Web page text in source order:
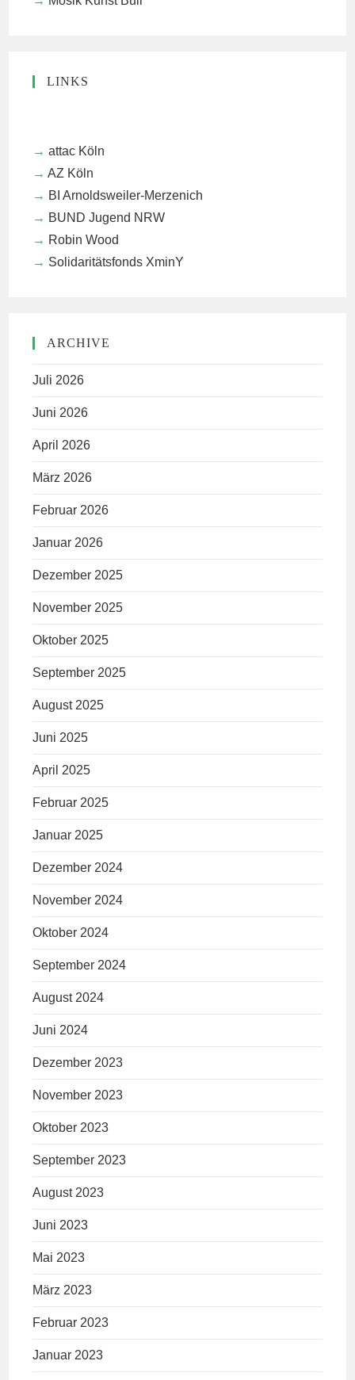
LINKS
attac Köln
AZ Köln
BI Arnoldsweiler-Merzenich
BUND Jugend NRW
Robin Wood
Solidaritätsfonds XminY
ARCHIVE
Juli 2026
Juni 2026
April 2026
März 2026
Februar 2026
Januar 2026
Dezember 2025
November 2025
Oktober 2025
September 2025
August 2025
Juni 2025
April 2025
Februar 2025
Januar 2025
Dezember 2024
November 2024
Oktober 2024
September 2024
August 2024
Juni 2024
Dezember 2023
November 2023
Oktober 2023
September 2023
August 2023
Juni 2023
Mai 2023
März 2023
Februar 2023
Januar 2023